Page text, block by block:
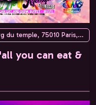
77, rue du faubourg du temple, 75010 Paris, France
you can eat &